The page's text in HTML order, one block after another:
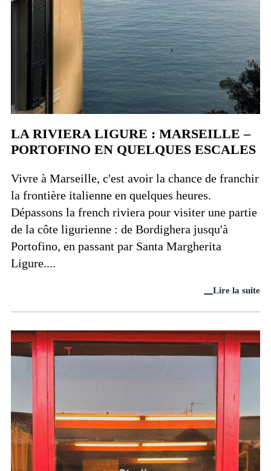
LA RIVIERA LIGURE : MARSEILLE –
PORTOFINO EN QUELQUES ESCALES
Vivre à Marseille, c'est avoir la chance de franchir
la frontière italienne en quelques heures.
Dépassons la french riviera pour visiter une partie
de la côte ligurienne : de Bordighera jusqu'à
Portofino, en passant par Santa Margherita
Ligure....
Lire la suite